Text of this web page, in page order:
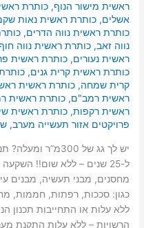
ראשית מישור הנוף,כותרת
אשלים,כותרת ראשית נאות
כותרת ראשית נווה הדרים,
נווה זאב,כותרת ראשית נווה
ראשית נעורים,כותרת ראשית
כותרת ראשית קרית גנים,
קרית שמחה,כותרת ראשית
ראשית רמב"ם,כותרת ראשית
ראשית רקפות,כותרת ראשית
פרויקטים אזור תעשייה מערב,
יש לך גג של
ל-25 שנים – ללא שום!!
מחסנים, מבני תעשיה, מבנים
כגון: סככות, רפתות, חממות,
ללא עלות או התחייבות תכנון
הרשויות – ללא עלות התקנת